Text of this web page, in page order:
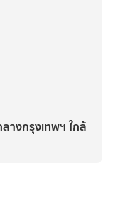
างกรุงเทพฯ ใกล้